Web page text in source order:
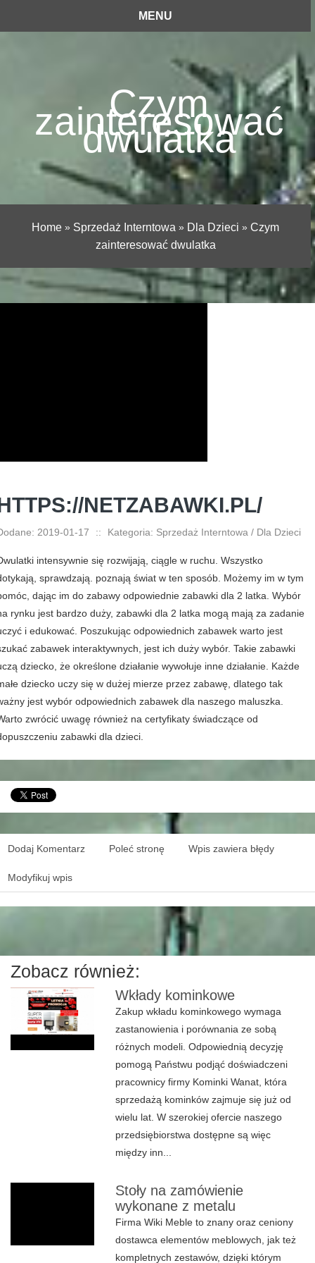
MENU
Czym
zainteresować
dwulatka
Home » Sprzedaż Interntowa » Dla Dzieci » Czym
zainteresować dwulatka
NETZABAWKI.PL/
2019-01-17 :: Kategoria: Sprzedaż Interntowa / Dla Dzieci
intensywnie się rozwijają, ciągle w ruchu. Wszystko
sprawdzają. poznają świat w ten sposób. Możemy im w tym
dając im do zabawy odpowiednie zabawki dla 2 latka. Wybór
rynku jest bardzo duży, zabawki dla 2 latka mogą mają za zadanie
i edukować. Poszukując odpowiednich zabawek warto jest
zabawek interaktywnych, jest ich duży wybór. Takie zabawki
dziecko, że określone działanie wywołuje inne działanie. Każde
dziecko uczy się w dużej mierze przez zabawę, dlatego tak
jest wybór odpowiednich zabawek dla naszego maluszka.
zwrócić uwagę również na certyfikaty świadczące od
zabawki dla dzieci.
Dodaj Komentarz Poleć stronę Wpis zawiera błędy
Modyfikuj wpis
Zobacz również:
Wkłady kominkowe
Zakup wkładu kominkowego wymaga
zastanowienia i porównania ze sobą
różnych modeli. Odpowiednią decyzję
pomogą Państwu podjąć doświadczeni
pracownicy firmy Kominki Wanat, która
sprzedażą kominków zajmuje się już od
wielu lat. W szerokiej ofercie naszego
przedsiębiorstwa dostępne są więc
między inn...
Stoły na zamówienie
wykonane z metalu
Firma Wiki Meble to znany oraz ceniony
dostawca elementów meblowych, jak też
kompletnych zestawów, dzięki którym